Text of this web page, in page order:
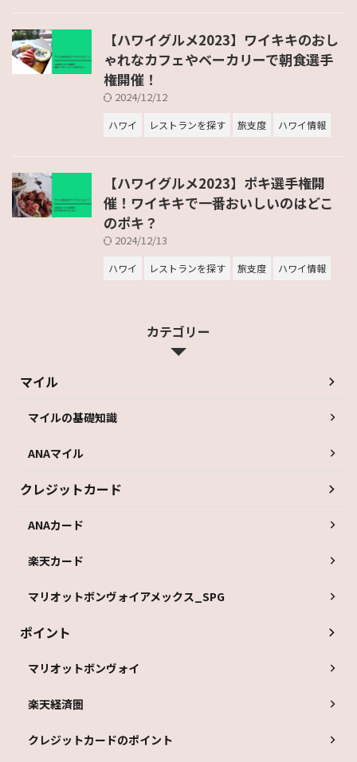
【ハワイグルメ2023】ワイキキのおし
ゃれなカフェやベーカリーで朝食選手
権開催！
2024/12/12
ハワイ レストランを探す 旅支度 ハワイ情報
【ハワイグルメ2023】ポキ選手権開
催！ワイキキで一番おいしいのはどこ
のポキ？
2024/12/13
ハワイ レストランを探す 旅支度 ハワイ情報
カテゴリー
マイル
マイルの基礎知識
ANAマイル
クレジットカード
ANAカード
楽天カード
マリオットボンヴォイアメックス_SPG
ポイント
マリオットボンヴォイ
楽天経済圏
クレジットカードのポイント